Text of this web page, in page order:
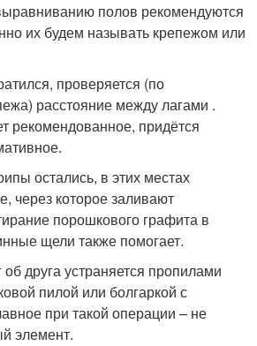
полов рекомендуются
их будем называть крепежом или
проверяется (по
расстояние между лагами .
рекомендованное, придётся
остались, в этих местах
через которое заливают
порошкового графита в
щели также помогает.
друга устраняется пропилами
пилой или болгаркой с
при такой операции – не
элемент.